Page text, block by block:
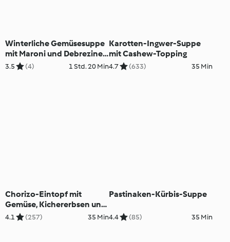
Winterliche Gemüsesuppe
mit Maroni und Debreziner
(XXL)
3.5 (4) 1 Std. 20 Min
Karotten-Ingwer-Suppe
mit Cashew-Topping
4.7 (633) 35 Min
Chorizo-Eintopf mit
Gemüse, Kichererbsen und
Pasta
4.1 (257) 35 Min
Pastinaken-Kürbis-Suppe
4.4 (85) 35 Min